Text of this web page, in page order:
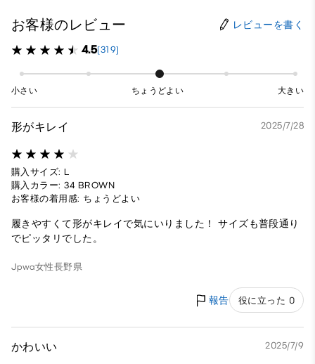
お客様のレビュー レビューを書く
4.5(319)
小さい ちょうどよい 大きい
形がキレイ 2025/7/28
購入サイズ: L
購入カラー: 34 BROWN
お客様の着用感: ちょうどよい
履きやすくて形がキレイで気にいりました！ サイズも普段通り
でピッタリでした。
Jpwa女性長野県
報告 役に立った 0
かわいい 2025/7/9